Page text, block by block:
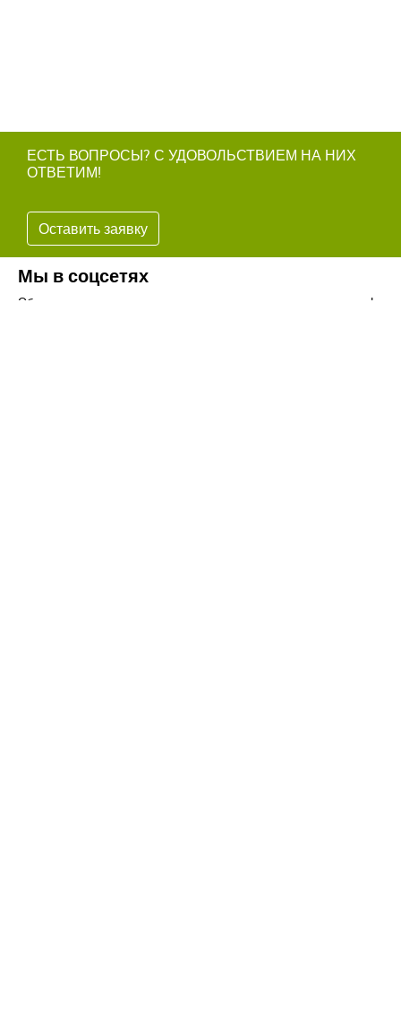
ЕСТЬ ВОПРОСЫ? С УДОВОЛЬСТВИЕМ НА НИХ
ОТВЕТИМ!
Оставить заявку
Мы в соцсетях
Обязательно подпишитесь на наши аккаунты в социальных сетях!